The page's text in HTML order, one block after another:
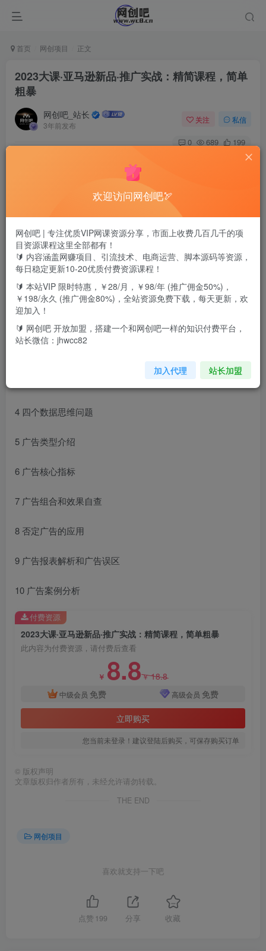
首页 网创项目 正文
2023大课·亚马逊新品·推广实战：精简课程，简单
粗暴
网创吧_站长
3年前发布
关注 私信
0 689 199
课程大纲
1 开篇课
4 四个数据思维问题
5 广告类型介绍
6 广告核心指标
7 广告组合和效果自查
8 否定广告的应用
9 广告报表解析和广告误区
10 广告案例分析
2023大课·亚马逊新品·推广实战：精简课程，简单粗暴
此内容为付费资源，请付费后查看
￥ 8.8￥18.8
中级会员 免费 高级会员 免费
立即购买
您当前未登录！建议登陆后购买，可保存购买订单
付费资源
© 版权声明
文章版权归作者所有，未经允许请勿转载。
THE END
网创项目
喜欢就支持一下吧
点赞 199 分享 收藏
欢迎访问网创吧🏹
网创吧 | 专注优质VIP网课资源分享，市面上收费几百几千的项
目资源课程这里全部都有！
🔰 内容涵盖网赚项目、引流技术、电商运营、脚本源码等资源，
每日稳定更新10-20优质付费资源课程！
🔰 本站VIP 限时特惠，￥28/月，￥98/年 (推广佣金50%)，
￥198/永久 (推广佣金80%)，全站资源免费下载，每天更新，欢
迎加入！
🔰 网创吧 开放加盟，搭建一个和网创吧一样的知识付费平台，
站长微信：jhwcc82
加入代理 站长加盟